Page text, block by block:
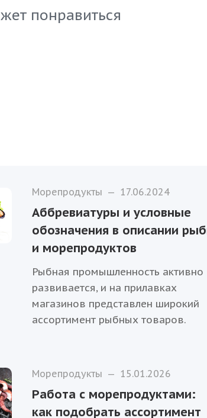
что является важным аспектом для
высоком качестве этого продукта и
понравиться
Морепродукты — 17.06.2024
Аббревиатуры и условные
обозначения в описании
и морепродуктов
Рыбная промышленность активно
развивается, и на прилавках
магазинов представлен широкий
ассортимент рыбных товаров.
Морепродукты — 15.01.2026
Работа с морепродуктами:
как подобрать ассортимент